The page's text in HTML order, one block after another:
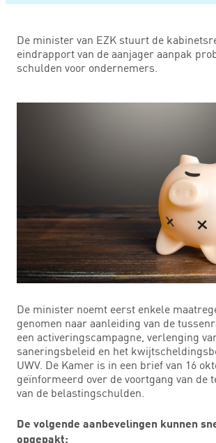
De minister van EZK stuurt de
eindrapport van de aanjager aanpak
schulden voor ondernemers.
De minister noemt eerst enkele
genomen naar aanleiding van de
een activeringscampagne, verlenging
saneringsbeleid en het
UWV. De Kamer is in een brief van 16
geïnformeerd over de voortgang van de
van de belastingschulden.
De volgende aanbevelingen kunnen
opgepakt: